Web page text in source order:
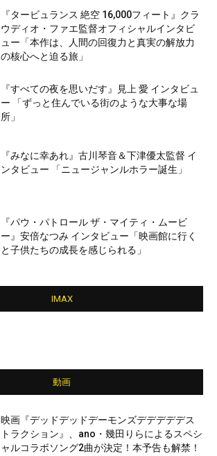
『タービュランス 絶空 16,000フィート』クラ
ウディオ・ファエ監督オフィシャルインタビ
ュー「本作は、人間の回復力と真実の解放力
の核心へと迫る旅」
『すべての夜を思いだす』見上 愛 インタビュ
ー 「ずっと住んでいる街のような大事な場
所」
『みなに幸あれ』古川琴音＆下津優太監督 イ
ンタビュー 「ニュージャンルホラー誕生」
『パウ・パトロール ザ・マイティ・ムービ
ー』安倍なつみ インタビュー「映画館に行く
と子供たちの成長を感じられる」
IMAX
動画
映画『デッドデッドデーモンズデデデデデス
トラクション』、ano・幾田りらによるスペシ
ャルコラボソング2曲が決定！本予告も解禁！